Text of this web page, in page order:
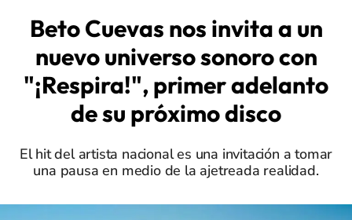
Beto Cuevas nos invita a un
nuevo universo sonoro con
"¡Respira!", primer adelanto
de su próximo disco
El hit del artista nacional es una invitación a tomar
una pausa en medio de la ajetreada realidad.